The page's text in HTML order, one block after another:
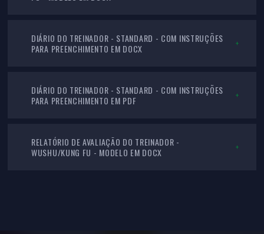
DIÁRIO DO TREINADOR - STANDARD - COM INSTRUÇÕES
PARA PREENCHIMENTO EM DOCX
DIÁRIO DO TREINADOR - STANDARD - COM INSTRUÇÕES
PARA PREENCHIMENTO EM PDF
RELATÓRIO DE AVALIAÇÃO DO TREINADOR -
WUSHU/KUNG FU - MODELO EM DOCX